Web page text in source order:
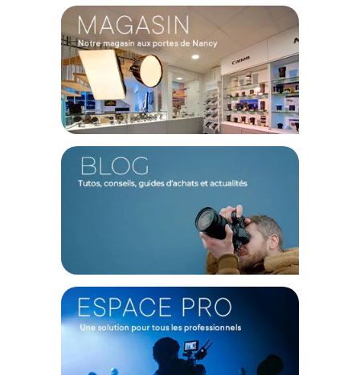
Offre valable jusqu'au 09-08-2026 inclus.
Code EAN Profoto Softgrid 4' Octa - Grille nid d'abeille - Achat
& Prix :7340027565643
Garantie 2 ans
(1) Offre valable jusqu'au 31 Décembre 2030 à partir de 49 euros
d'achat, sur la base d'une expédition Chronopost 24H vers un point
relais situé en France continentale uniquement, valable uniquement
sur les produits de moins de 1m et moins de 20Kg.
(2) Sous réserve d'éligibilité.
sur le prix TTC en €, les points seront effectivement calculés dans le